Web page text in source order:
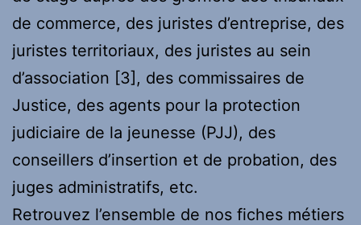
de commerce, des juristes d’entreprise, des
juristes territoriaux, des juristes au sein
d’association [3] , des commissaires de
Justice, des agents pour la protection
judiciaire de la jeunesse (PJJ), des
conseillers d’insertion et de probation, des
juges administratifs, etc.
Retrouvez l’ensemble de nos fiches métiers